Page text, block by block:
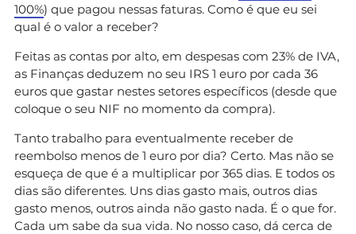
100%) que pagou nessas faturas. Como é que eu sei
qual é o valor a receber?
Feitas as contas por alto, em despesas com 23% de IVA,
as Finanças deduzem no seu IRS 1 euro por cada 36
euros que gastar nestes setores específicos (desde que
coloque o seu NIF no momento da compra).
Tanto trabalho para eventualmente receber de
reembolso menos de 1 euro por dia? Certo. Mas não se
esqueça de que é a multiplicar por 365 dias. E todos os
dias são diferentes. Uns dias gasto mais, outros dias
gasto menos, outros ainda não gasto nada. É o que for.
Cada um sabe da sua vida. No nosso caso, dá cerca de